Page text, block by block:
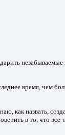
время, чем
как назвать,
в то, что